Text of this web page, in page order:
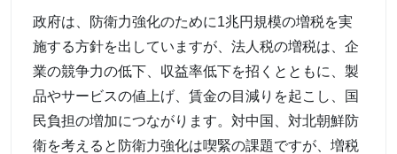
政府は、防衛力強化のために1兆円規模の増税を実
施する方針を出していますが、法人税の増税は、企
業の競争力の低下、収益率低下を招くとともに、製
品やサービスの値上げ、賃金の目減りを起こし、国
民負担の増加につながります。対中国、対北朝鮮防
衛を考えると防衛力強化は喫緊の課題ですが、増税